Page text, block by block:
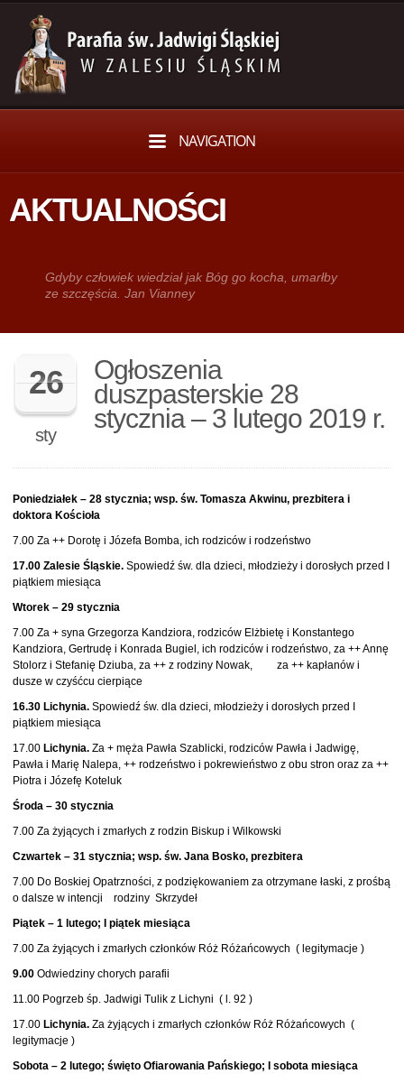
NAVIGATION
AKTUALNOŚCI
Gdy­by człowiek wie­dział jak Bóg go kocha, umarłby
ze szczęścia. Jan Vianney
26
sty
Ogłoszenia
duszpasterskie 28
stycznia – 3 lutego 2019 r.
Poniedziałek – 28 stycznia; wsp. św. Tomasza Akwinu, prezbitera i
doktora Kościoła
7.00 Za ++ Dorotę i Józefa Bomba, ich rodziców i rodzeństwo
17.00 Zalesie Śląskie. Spowiedź św. dla dzieci, młodzieży i dorosłych przed I
piątkiem miesiąca
Wtorek – 29 stycznia
7.00 Za + syna Grzegorza Kandziora, rodziców Elżbietę i Konstantego
Kandziora, Gertrudę i Konrada Bugiel, ich rodziców i rodzeństwo, za ++ Annę
Stolorz i Stefanię Dziuba, za ++ z rodziny Nowak, za ++ kapłanów i
dusze w czyśćcu cierpiące
16.30 Lichynia. Spowiedź św. dla dzieci, młodzieży i dorosłych przed I
piątkiem miesiąca
17.00 Lichynia. Za + męża Pawła Szablicki, rodziców Pawła i Jadwigę,
Pawła i Marię Nalepa, ++ rodzeństwo i pokrewieństwo z obu stron oraz za ++
Piotra i Józefę Koteluk
Środa – 30 stycznia
7.00 Za żyjących i zmarłych z rodzin Biskup i Wilkowski
Czwartek – 31 stycznia; wsp. św. Jana Bosko, prezbitera
7.00 Do Boskiej Opatrzności, z podziękowaniem za otrzymane łaski, z prośbą
o dalsze w intencji rodziny Skrzydeł
Piątek – 1 lutego; I piątek miesiąca
7.00 Za żyjących i zmarłych członków Róż Różańcowych ( legitymacje )
9.00 Odwiedziny chorych parafii
11.00 Pogrzeb śp. Jadwigi Tulik z Lichyni ( l. 92 )
17.00 Lichynia. Za żyjących i zmarłych członków Róż Różańcowych (
legitymacje )
Sobota – 2 lutego; święto Ofiarowania Pańskiego; I sobota miesiąca